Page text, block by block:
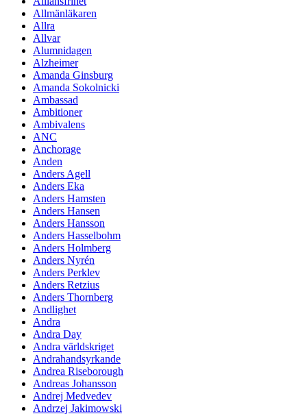
Allmänläkaren
Allra
Allvar
Alumnidagen
Alzheimer
Amanda Ginsburg
Amanda Sokolnicki
Ambassad
Ambitioner
Ambivalens
ANC
Anchorage
Anden
Anders Agell
Anders Eka
Anders Hamsten
Anders Hansen
Anders Hansson
Anders Hasselbohm
Anders Holmberg
Anders Nyrén
Anders Perklev
Anders Retzius
Anders Thornberg
Andlighet
Andra
Andra Day
Andra världskriget
Andrahandsyrkande
Andrea Riseborough
Andreas Johansson
Andrej Medvedev
Andrzej Jakimowski